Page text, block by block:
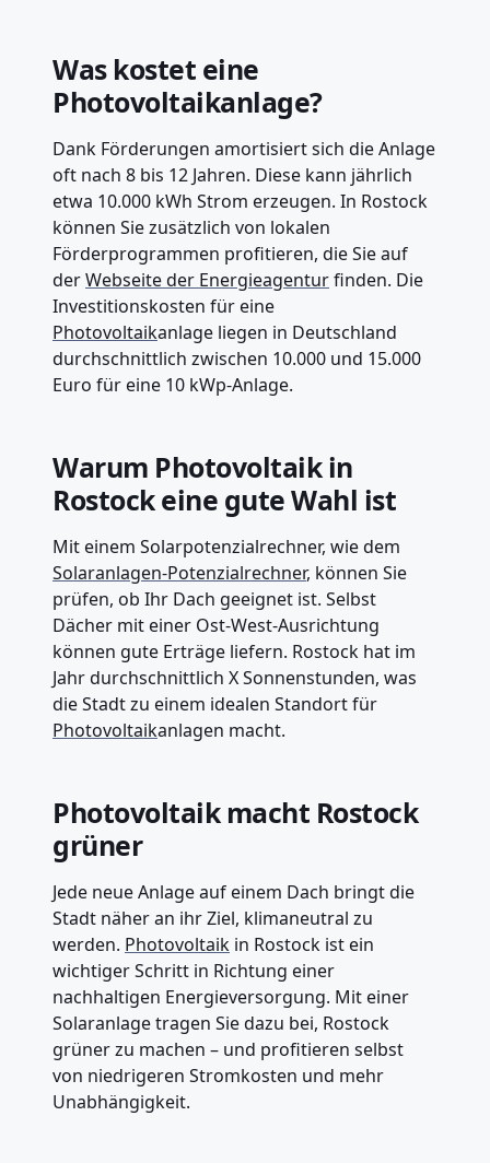
Was kostet eine
Photovoltaikanlage?
Dank Förderungen amortisiert sich die Anlage
oft nach 8 bis 12 Jahren. Diese kann jährlich
etwa 10.000 kWh Strom erzeugen. In Rostock
können Sie zusätzlich von lokalen
Förderprogrammen profitieren, die Sie auf
derWebseite der Energieagenturfinden. Die
Investitionskosten für eine
Photovoltaikanlage liegen in Deutschland
durchschnittlich zwischen 10.000 und 15.000
Euro für eine 10 kWp-Anlage.
Warum Photovoltaik in
Rostock eine gute Wahl ist
Mit einem Solarpotenzialrechner, wie dem
Solaranlagen-Potenzialrechner, können Sie
prüfen, ob Ihr Dach geeignet ist. Selbst
Dächer mit einer Ost-West-Ausrichtung
können gute Erträge liefern. Rostock hat im
Jahr durchschnittlich X Sonnenstunden, was
die Stadt zu einem idealen Standort für
Photovoltaikanlagen macht.
Photovoltaik macht Rostock
grüner
Jede neue Anlage auf einem Dach bringt die
Stadt näher an ihr Ziel, klimaneutral zu
werden. Photovoltaik in Rostock ist ein
wichtiger Schritt in Richtung einer
nachhaltigen Energieversorgung. Mit einer
Solaranlage tragen Sie dazu bei, Rostock
grüner zu machen – und profitieren selbst
von niedrigeren Stromkosten und mehr
Unabhängigkeit.